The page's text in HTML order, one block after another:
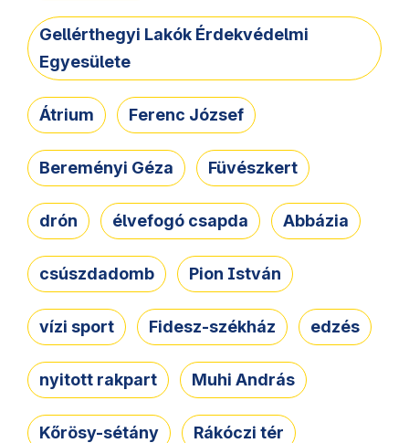
Gellérthegyi Lakók Érdekvédelmi
Egyesülete
Átrium Ferenc József
Bereményi Géza Füvészkert
drón élvefogó csapda Abbázia
csúszdadomb Pion István
vízi sport Fidesz-székház edzés
nyitott rakpart Muhi András
Kőrösy-sétány Rákóczi tér